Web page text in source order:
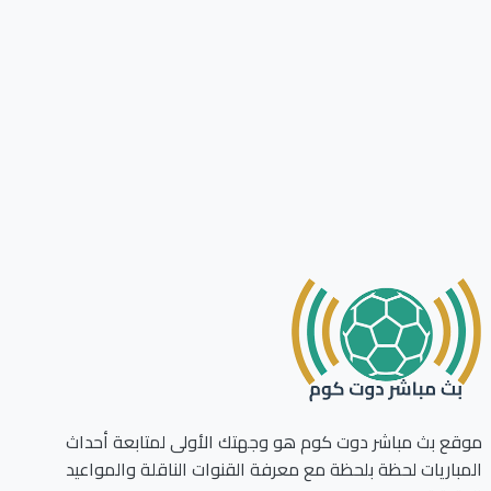
بث مباشر دوت كوم هو وجهتك الأولى لمتابعة أحداث
لحظة بلحظة مع معرفة القنوات الناقلة والمواعيد